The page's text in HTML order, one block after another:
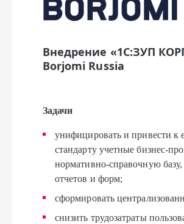
Внедрение «1С:ЗУП
Borjomi Russia
Задачи
унифицировать и привести к
стандарту учетные бизнес-
нормативно-справочную базу,
отчетов и форм;
сформировать
снизить трудозатраты